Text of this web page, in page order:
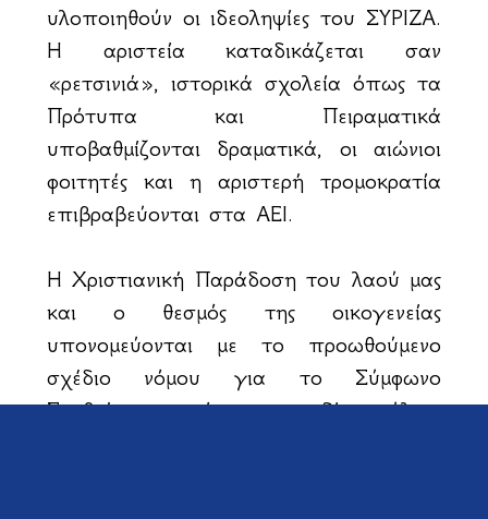
υλοποιηθούν οι ιδεοληψίες του ΣΥΡΙΖΑ.
Η αριστεία καταδικάζεται σαν
«ρετσινιά», ιστορικά σχολεία όπως τα
Πρότυπα και Πειραματικά
υποβαθμίζονται δραματικά, οι αιώνιοι
φοιτητές και η αριστερή τρομοκρατία
επιβραβεύονται στα ΑΕΙ.
Η Χριστιανική Παράδοση του λαού μας
και ο θεσμός της οικογενείας
υπονομεύονται με το προωθούμενο
σχέδιο νόμου για το Σύμφωνο
Συμβιώσεως ατόμων του ιδίου φύλου.